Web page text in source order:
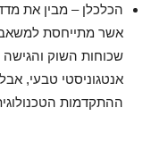
הכלכלן – מבין את
אשר מתייחסת
שכוחות השוק והגישה
אנטגוניסטי טבעי,
ההתקדמות